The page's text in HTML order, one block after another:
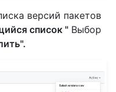
версий пакетов
список " Выбор